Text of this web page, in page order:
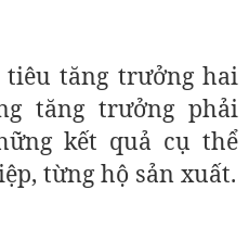
tăng trưởng hai
tăng trưởng phải
kết quả cụ thể
từng hộ sản xuất.